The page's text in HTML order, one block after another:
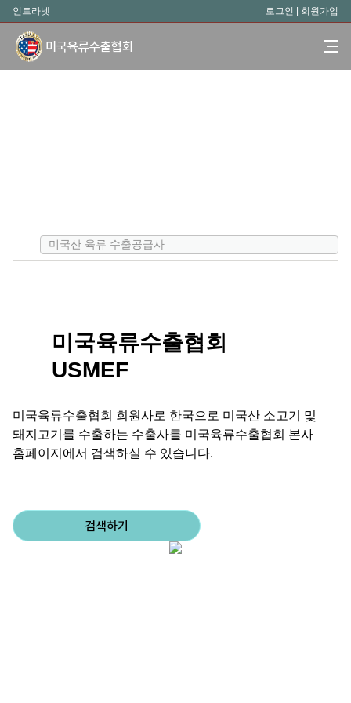
인트라넷 로그인 | 회원가입
미국육류수출협회
미국육류수출협회
USMEF
미국육류수출협회 회원사로 한국으로 미국산 소고기 및
돼지고기를 수출하는 수출사를 미국육류수출협회 본사
홈페이지에서 검색하실 수 있습니다.
검색하기